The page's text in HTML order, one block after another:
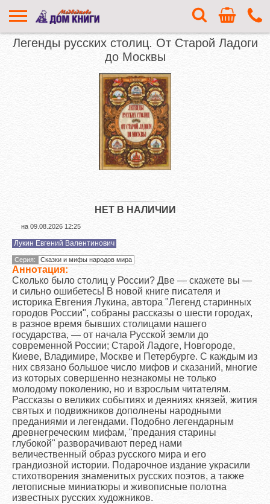
Легенды русских столиц. От Старой Ладоги
до Москвы
Лукин Евгений Валентинович
Серия: Сказки и мифы народов мира
Аннотация:
Сколько было столиц у России? Две — скажете вы —
и сильно ошибетесь! В новой книге писателя и
историка Евгения Лукина, автора "Легенд старинных
городов России", собраны рассказы о шести городах,
в разное время бывших столицами нашего
государства, — от начала Русской земли до
современной России; Старой Ладоге, Новгороде,
Киеве, Владимире, Москве и Петербурге. С каждым из
них связано большое число мифов и сказаний, многие
из которых совершенно незнакомы не только
молодому поколению, но и взрослым читателям.
Рассказы о великих событиях и деяниях князей, жития
святых и подвижников дополнены народными
преданиями и легендами. Подобно легендарным
древнегреческим мифам, "предания старины
глубокой" разворачивают перед нами
величественный образ русского мира и его
грандиозной истории. Подарочное издание украсили
стихотворения знаменитых русских поэтов, а также
летописные миниатюры и живописные полотна
известных русских художников.
НЕТ В НАЛИЧИИ
на 09.08.2026 12:25